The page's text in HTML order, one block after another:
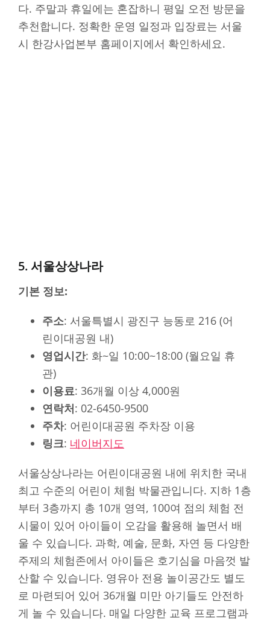
다. 주말과 휴일에는 혼잡하니 평일 오전 방문을
추천합니다. 정확한 운영 일정과 입장료는 서울
시 한강사업본부 홈페이지에서 확인하세요.
5. 서울상상나라
기본 정보:
주소: 서울특별시 광진구 능동로 216 (어
린이대공원 내)
영업시간: 화~일 10:00~18:00 (월요일 휴
관)
이용료: 36개월 이상 4,000원
연락처: 02-6450-9500
주차: 어린이대공원 주차장 이용
링크: 네이버지도
서울상상나라는 어린이대공원 내에 위치한 국내
최고 수준의 어린이 체험 박물관입니다. 지하 1층
부터 3층까지 총 10개 영역, 100여 점의 체험 전
시물이 있어 아이들이 오감을 활용해 놀면서 배
울 수 있습니다. 과학, 예술, 문화, 자연 등 다양한
주제의 체험존에서 아이들은 호기심을 마음껏 발
산할 수 있습니다. 영유아 전용 놀이공간도 별도
로 마련되어 있어 36개월 미만 아기들도 안전하
게 놀 수 있습니다. 매일 다양한 교육 프로그램과